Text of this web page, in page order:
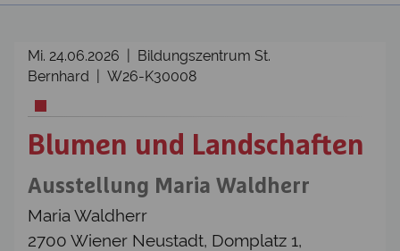
Mi. 24.06.2026 | Bildungszentrum St.
Bernhard | W26-K30008
Blumen und Landschaften
Ausstellung Maria Waldherr
Maria Waldherr
2700 Wiener Neustadt, Domplatz 1,